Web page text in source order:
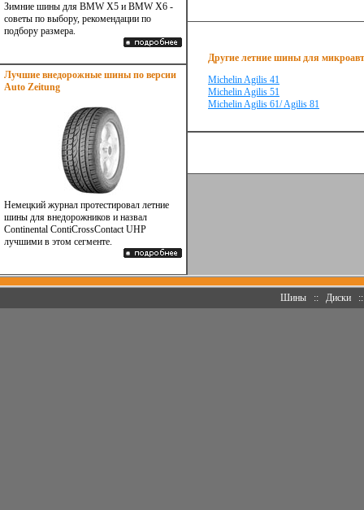
Зимние шины для BMW X5 и BMW X6 -
советы по выбору, рекомендации по
подбору размера.
Лучшие внедорожные шины по версии
Auto Zeitung
Немецкий журнал протестировал летние
шины для внедорожников и назвал
Continental ContiCrossContact UHP
лучшими в этом сегменте.
Другие летние шины для
Michelin Agilis 41
Michelin Agilis 51
Michelin Agilis 61/ Agilis 81
Шины :: Диски